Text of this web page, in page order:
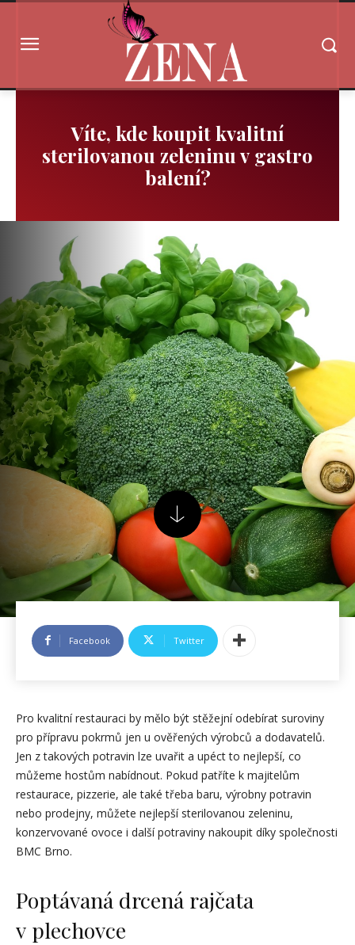
Víte, kde koupit kvalitní
sterilovanou zeleninu v gastro
balení?
Facebook Twitter
Pro kvalitní restauraci by mělo být stěžejní odebírat suroviny
pro přípravu pokrmů jen u ověřených výrobců a dodavatelů.
Jen z takových potravin lze uvařit a upéct to nejlepší, co
můžeme hostům nabídnout. Pokud patříte k majitelům
restaurace, pizzerie, ale také třeba baru, výrobny potravin
nebo prodejny, můžete nejlepší sterilovanou zeleninu,
konzervované ovoce i další potraviny nakoupit díky společnosti
BMC Brno.
Poptávaná drcená rajčata
v plechovce